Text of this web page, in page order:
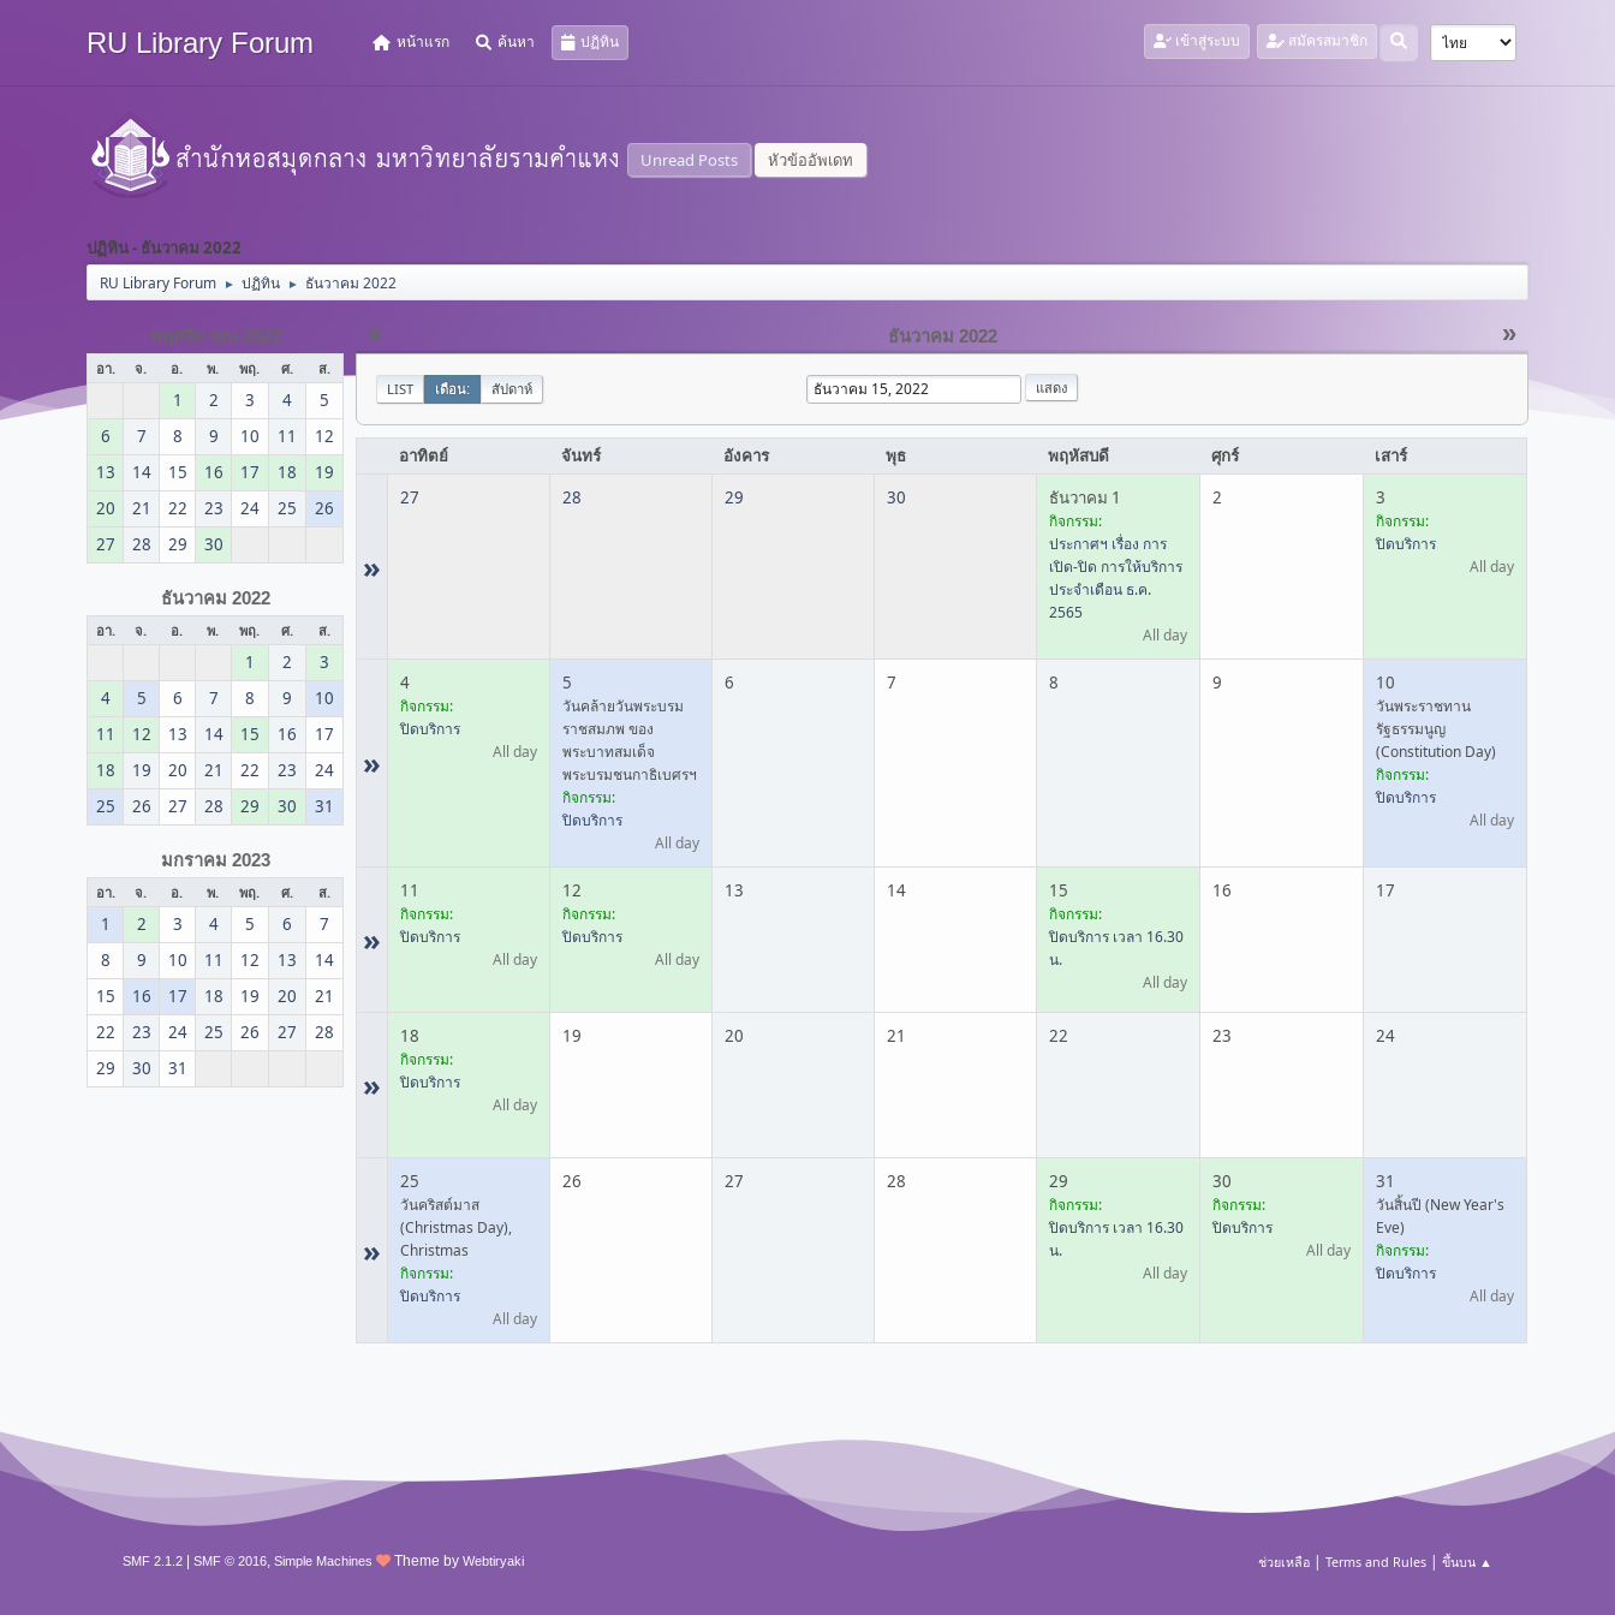
RU Library Forum หน้าแรก ค้นหา ปฏิทิน เข้าสู่ระบบ สมัครสมาชิก
Unread Posts หัวข้ออัพเดท
ปฏิทิน - ธันวาคม 2022
RU Library Forum ► ปฏิทิน ► ธันวาคม 2022
พฤศจิกายน 2022
อา. จ. อ. พ. พฤ. ศ. ส.
1 2 3 4
5
6
7 8 9 10 11
12
13
14 15 16 17 18
19
20
21 22 23 24 25
26
27
28 29 30
ธันวาคม 2022
อา. จ. อ. พ. พฤ. ศ. ส.
1 2
3
4
5 6 7 8 9
10
11
12 13 14 15 16
17
18
19 20 21 22 23
24
25
26 27 28 29 30 31
มกราคม 2023
อา. จ. อ. พ. พฤ. ศ. ส.
1 2 3 4 5 6
7
8
9 10 11 12 13
14
15
16 17 18 19 20
21
22
23 24 25 26 27
28
29
30 31
« »
ธันวาคม 2022
LIST เดือน: สัปดาห์
อาทิตย์ จันทร์ อังคาร พุธ พฤหัสบดี ศุกร์ เสาร์
»
27 28 29 30 ธันวาคม 1
กิจกรรม:
ประกาศฯ เรื่อง การ
เปิด-ปิด การให้บริการ
ประจำเดือน ธ.ค.
2565
All day
2 3
กิจกรรม:
ปิดบริการ
All day
»
4
กิจกรรม:
ปิดบริการ
All day
5
วันคล้ายวันพระบรม
ราชสมภพ ของ
พระบาทสมเด็จ
พระบรมชนกาธิเบศรฯ
กิจกรรม:
ปิดบริการ
All day
6 7 8 9 10
วันพระราชทาน
รัฐธรรมนูญ
(Constitution Day)
กิจกรรม:
ปิดบริการ
All day
»
11
กิจกรรม:
ปิดบริการ
All day
12
กิจกรรม:
ปิดบริการ
All day
13 14 15
กิจกรรม:
ปิดบริการ เวลา 16.30
น.
All day
16 17
»
18
กิจกรรม:
ปิดบริการ
All day
19 20 21 22 23 24
»
25
วันคริสต์มาส
(Christmas Day),
Christmas
กิจกรรม:
ปิดบริการ
All day
26 27 28 29
กิจกรรม:
ปิดบริการ เวลา 16.30
น.
All day
30
กิจกรรม:
ปิดบริการ
All day
31
วันสิ้นปี (New Year's
Eve)
กิจกรรม:
ปิดบริการ
All day
ช่วยเหลือ | Terms and Rules | ขึ้นบน ▲
SMF 2.1.2 SMF © 2016, Simple Machines Theme by Webtiryaki